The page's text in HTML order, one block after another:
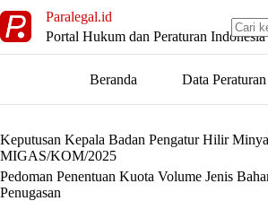
to
content
Paralegal.id
Portal Hukum dan Peraturan Indonesia
Beranda Data Peraturan
Keputusan Kepala Badan Pengatur Hilir
MIGAS/KOM/2025
Pedoman Penentuan Kuota Volume Jenis
Penugasan